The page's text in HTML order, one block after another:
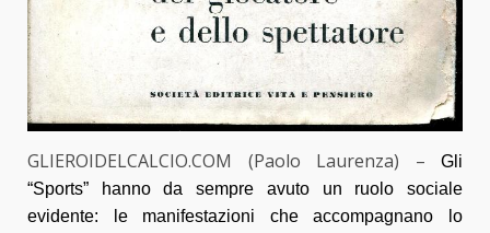
GLIEROIDELCALCIO.COM (Paolo Laurenza) –
Gli
“Sports” hanno da sempre avuto un ruolo sociale
evidente: le manifestazioni che accompagnano lo